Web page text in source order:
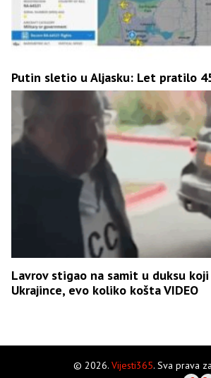
Putin sletio u Aljasku: Let pratilo
Lavrov stigao na samit u duksu
Ukrajince, evo koliko košta VIDEO
© 2026. Vijesti365. Sva prava